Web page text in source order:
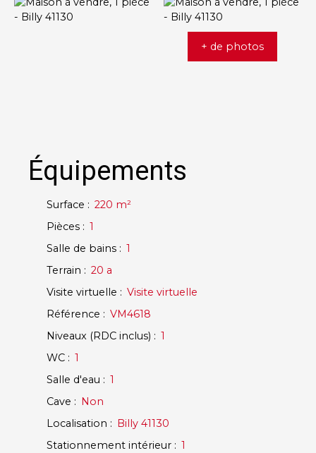
+ de photos
Équipements
Surface : 220 m²
Pièces : 1
Salle de bains : 1
Terrain : 20 a
Visite virtuelle : Visite virtuelle
Référence : VM4618
Niveaux (RDC inclus) : 1
WC : 1
Salle d'eau : 1
Cave : Non
Localisation : Billy 41130
Stationnement intérieur : 1